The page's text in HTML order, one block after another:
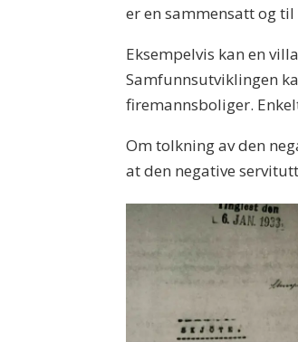
er en sammensatt og
Eksempelvis kan en
Samfunnsutviklingen
firemannsboliger.
Om tolkning av den
at den negative